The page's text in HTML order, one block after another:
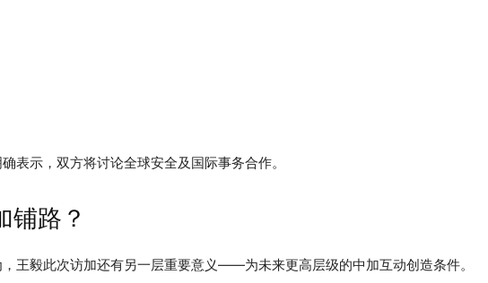
表示，双方将讨论全球安全及国际事务合作。
铺路？
王毅此次访加还有另一层重要意义——为未来更高层级的中加互动创造条件。